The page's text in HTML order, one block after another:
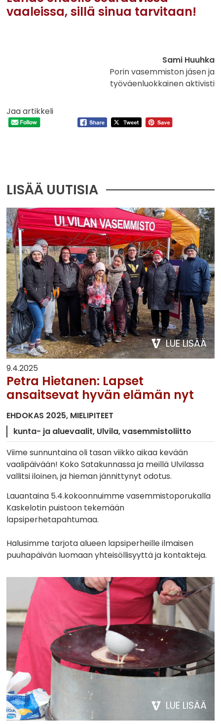
vaaleissa, sillä sinua tarvitaan!
Sami Huuhka
Porin vasemmiston jäsen ja
työväenluokkainen aktivisti
Jaa artikkeli
LISÄÄ UUTISIA
LUE LISÄÄ
9.4.2025
Petra Hietanen: Lapset
ansaitsevat hyvän elämän nyt
EHDOKAS 2025 MIELIPITEET
kunta- ja aluevaalit Ulvila vasemmistoliitto
Viime sunnuntaina oli tasan viikko aikaa kevään
vaalipäivään! Koko Satakunnassa ja meillä Ulvilassa
vallitsi iloinen, ja hieman jännittynyt odotus.
Lauantaina 5.4.kokoonnuimme vasemmistoporukalla
Kaskelotin puistoon tekemään
lapsiperhetapahtumaa.
Halusimme tarjota alueen lapsiperheille ilmaisen
puuhapäivän luomaan yhteisöllisyyttä ja kontakteja.
LUE LISÄÄ